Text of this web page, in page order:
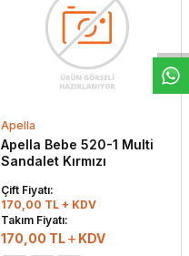
Apella
Apella Bebe 520-1 Multi
Sandalet Kırmızı
Çift Fiyatı:
170,00 TL + KDV
Takım Fiyatı:
170,00 TL KDV